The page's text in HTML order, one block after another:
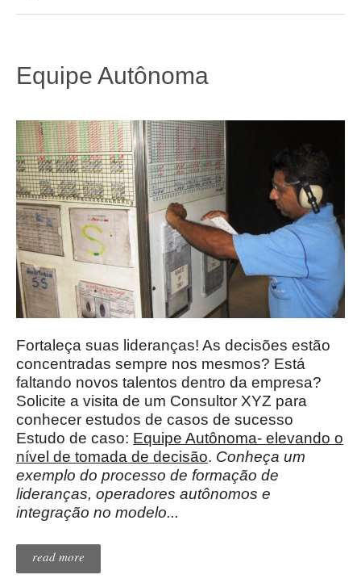
Equipe Autônoma
Fortaleça suas lideranças! As decisões estão
concentradas sempre nos mesmos? Está
faltando novos talentos dentro da empresa?
Solicite a visita de um Consultor XYZ para
conhecer estudos de casos de sucesso
Estudo de caso: Equipe Autônoma- elevando o
nível de tomada de decisão. Conheça um
exemplo do processo de formação de
lideranças, operadores autônomos e
integração no modelo...
read more